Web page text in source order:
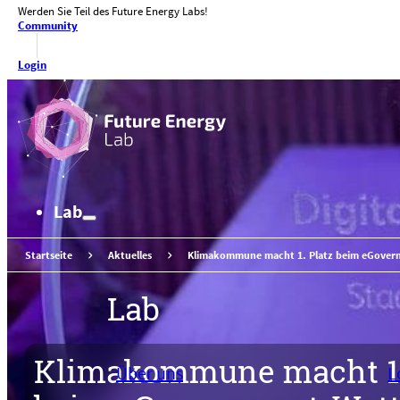
Zum Hauptinhalt springenZum Footer springen
Werden Sie Teil des Future Energy Labs!
Community
Login
Lab
Lab
Über uns
Startseite Aktuelles Klimakommune macht 1. Platz beim
Klimakommune macht